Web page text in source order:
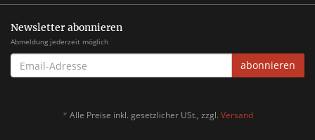
Newsletter abonnieren
Abmeldung jederzeit möglich
EMAIL-
ADRESSE
abonnieren
* Alle Preise inkl. gesetzlicher USt., zzgl. Versand